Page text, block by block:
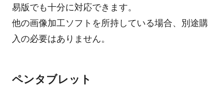
易版でも十分に対応できます。
他の画像加工ソフトを所持している場合、別途購
入の必要はありません。
ペンタブレット